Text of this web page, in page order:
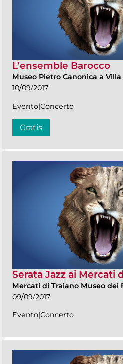
L’ensemble Barocco
Museo Pietro Canonica a
10/09/2017
Evento|Concerto
Gratis
Serata Jazz ai Mercati
Mercati di Traiano Museo dei
09/09/2017
Evento|Concerto